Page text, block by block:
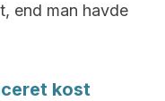
end man havde
kost